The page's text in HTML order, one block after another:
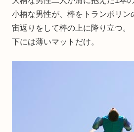
小柄な男性が、棒をトランポリン
宙返りをして棒の上に降り立つ。
下には薄いマットだけ。